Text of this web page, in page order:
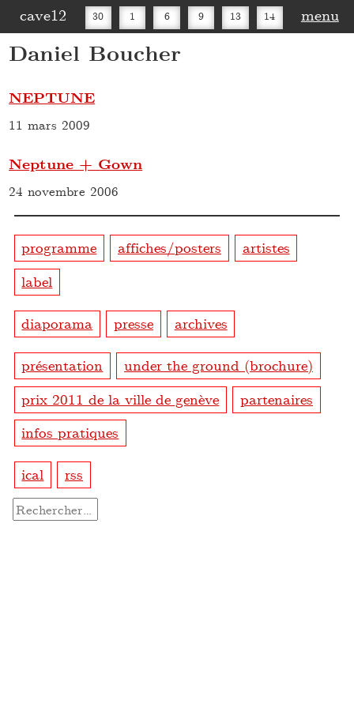
cave12 30 1 6 9 13 14
16
menu
Daniel Boucher
NEPTUNE
11 mars 2009
Neptune + Gown
24 novembre 2006
programme affiches/posters
artistes
label
diaporama presse archives
présentation
under the ground (brochure)
prix 2011 de la ville de genève
partenaires
infos pratiques
ical rss
Rechercher :